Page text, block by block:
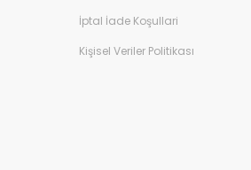
İptal İade Koşullari
Kişisel Veriler Politikası